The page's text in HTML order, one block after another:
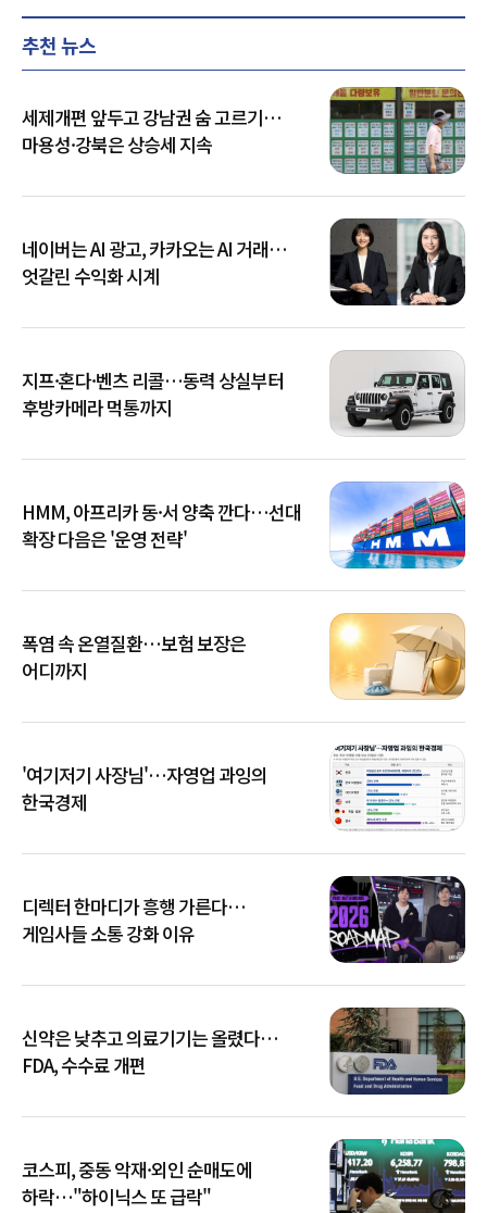
추천 뉴스
세제개편 앞두고 강남권 숨 고르기…
마용성·강북은 상승세 지속
네이버는 AI 광고, 카카오는 AI 거래…
엇갈린 수익화 시계
지프·혼다·벤츠 리콜…동력 상실부터
후방카메라 먹통까지
HMM, 아프리카 동·서 양축 깐다…선대
확장 다음은 '운영 전략'
폭염 속 온열질환…보험 보장은
어디까지
'여기저기 사장님'…자영업 과잉의
한국경제
디렉터 한마디가 흥행 가른다…
게임사들 소통 강화 이유
신약은 낮추고 의료기기는 올렸다…
FDA, 수수료 개편
코스피, 중동 악재·외인 순매도에
하락…"하이닉스 또 급락"